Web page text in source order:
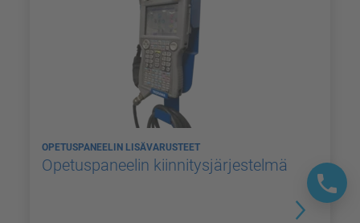
OPETUSPANEELIN LISÄVARUSTEET
Opetuspaneelin kiinnitysjärjestelmä